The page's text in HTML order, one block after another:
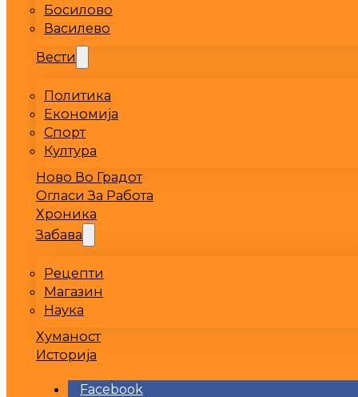
Босилово
Василево
Вести
Политика
Економија
Спорт
Култура
Ново Во Градот
Огласи За Работа
Хроника
Забава
Рецепти
Магазин
Наука
Хуманост
Историја
Facebook